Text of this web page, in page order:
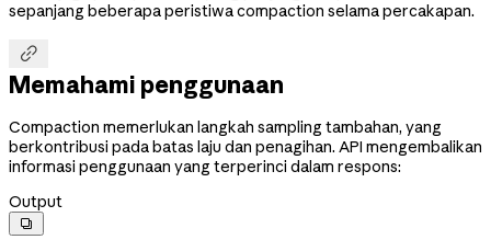
sepanjang beberapa peristiwa compaction selama percakapan.

Memahami penggunaan
Compaction memerlukan langkah sampling tambahan, yang
berkontribusi pada batas laju dan penagihan. API mengembalikan
informasi penggunaan yang terperinci dalam respons:
Output
